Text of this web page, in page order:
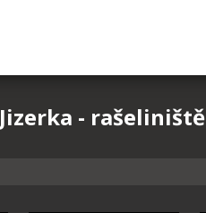
Jizerka - rašeliniště